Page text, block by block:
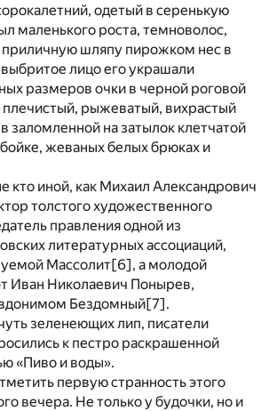
одетый в серенькую
маленького роста, темноволос,
приличную шляпу пирожком нес в
выбритое лицо его украшали
размеров очки в черной роговой
рыжеватый, вихрастый
заломленной на затылок клетчатой
жеваных белых брюках и
кто иной, как Михаил Александрович
толстого художественного
правления одной из
литературных ассоциаций,
Массолит[6], а молодой
Иван Николаевич Понырев,
Бездомный[7].
зеленеющих лип, писатели
к пестро раскрашенной
«Пиво и воды».
первую странность этого
вечера. Не только у будочки, но и